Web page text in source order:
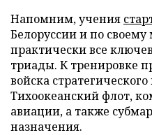
Напомним, учения
Белоруссии и по
практически все
триады. К тренировке
войска
Тихоокеанский флот,
авиации, а также
назначения.